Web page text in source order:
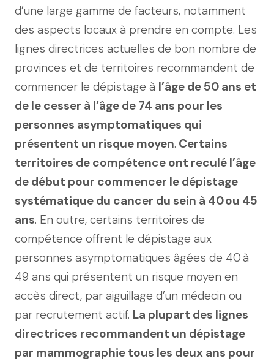
d’une large gamme de facteurs, notamment
des aspects locaux à prendre en compte. Les
lignes directrices actuelles de bon nombre de
provinces et de territoires recommandent de
commencer le dépistage à l’âge de 50 ans et
de le cesser à l’âge de 74 ans pour les
personnes asymptomatiques qui
présentent un risque moyen. Certains
territoires de compétence ont reculé l’âge
de début pour commencer le dépistage
systématique du cancer du sein à 40 ou 45
ans. En outre, certains territoires de
compétence offrent le dépistage aux
personnes asymptomatiques âgées de 40 à
49 ans qui présentent un risque moyen en
accès direct, par aiguillage d’un médecin ou
par recrutement actif. La plupart des lignes
directrices recommandent un dépistage
par mammographie tous les deux ans pour